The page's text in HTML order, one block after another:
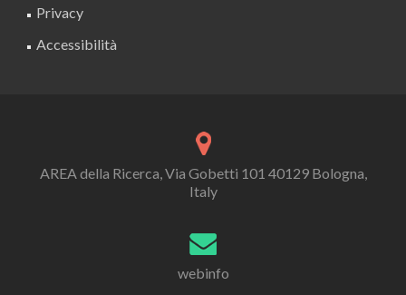
Privacy
Accessibilità
AREA della Ricerca, Via Gobetti 101 40129 Bologna,
Italy
webinfo